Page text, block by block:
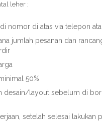
leher ;
nomor di atas via telepon
jumlah pesanan dan
50%
desain/layout sebelum di
setelah selesai lakukan